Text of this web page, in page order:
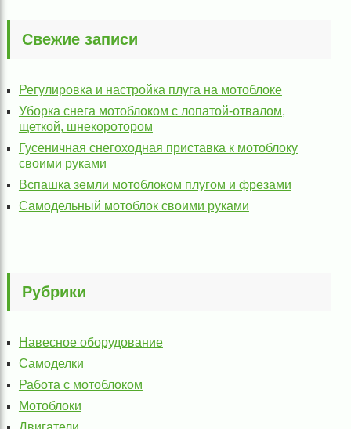
Свежие записи
Регулировка и настройка плуга на мотоблоке
Уборка снега мотоблоком с лопатой-отвалом,
щеткой, шнекоротором
Гусеничная снегоходная приставка к мотоблоку
своими руками
Вспашка земли мотоблоком плугом и фрезами
Самодельный мотоблок своими руками
Рубрики
Навесное оборудование
Самоделки
Работа с мотоблоком
Мотоблоки